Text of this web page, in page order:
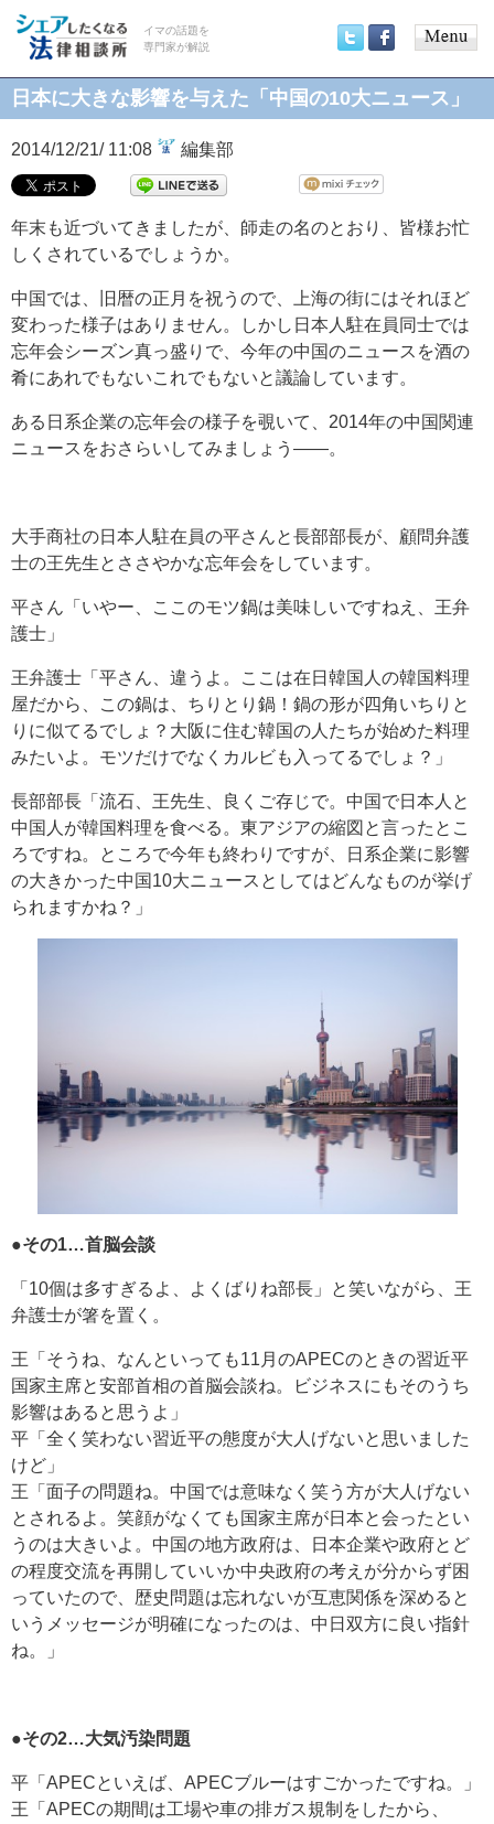
イマの話題を
専門家が解説
menu
日本に大きな影響を与えた「中国の10大ニュース」
2014/12/21/ 11:08 編集部
年末も近づいてきましたが、師走の名のとおり、皆様お忙
しくされているでしょうか。
中国では、旧暦の正月を祝うので、上海の街にはそれほど
変わった様子はありません。しかし日本人駐在員同士では
忘年会シーズン真っ盛りで、今年の中国のニュースを酒の
肴にあれでもないこれでもないと議論しています。
ある日系企業の忘年会の様子を覗いて、2014年の中国関連
ニュースをおさらいしてみましょう――。
大手商社の日本人駐在員の平さんと長部部長が、顧問弁護
士の王先生とささやかな忘年会をしています。
平さん「いやー、ここのモツ鍋は美味しいですねえ、王弁
護士」
王弁護士「平さん、違うよ。ここは在日韓国人の韓国料理
屋だから、この鍋は、ちりとり鍋！鍋の形が四角いちりと
りに似てるでしょ？大阪に住む韓国の人たちが始めた料理
みたいよ。モツだけでなくカルビも入ってるでしょ？」
長部部長「流石、王先生、良くご存じで。中国で日本人と
中国人が韓国料理を食べる。東アジアの縮図と言ったとこ
ろですね。ところで今年も終わりですが、日系企業に影響
の大きかった中国10大ニュースとしてはどんなものが挙げ
られますかね？」
●その1…首脳会談
「10個は多すぎるよ、よくばりね部長」と笑いながら、王
弁護士が箸を置く。
王「そうね、なんといっても11月のAPECのときの習近平
国家主席と安部首相の首脳会談ね。ビジネスにもそのうち
影響はあると思うよ」
平「全く笑わない習近平の態度が大人げないと思いました
けど」
王「面子の問題ね。中国では意味なく笑う方が大人げない
とされるよ。笑顔がなくても国家主席が日本と会ったとい
うのは大きいよ。中国の地方政府は、日本企業や政府とど
の程度交流を再開していいか中央政府の考えが分からず困
っていたので、歴史問題は忘れないが互恵関係を深めると
いうメッセージが明確になったのは、中日双方に良い指針
ね。」
●その2…大気汚染問題
平「APECといえば、APECブルーはすごかったですね。」
王「APECの期間は工場や車の排ガス規制をしたから、